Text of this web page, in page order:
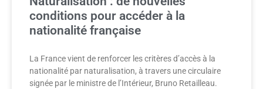
conditions pour accéder à la
nationalité française
La France vient de renforcer les critères d’accès à la
nationalité par naturalisation, à travers une circulaire
signée par le ministre de l’Intérieur, Bruno Retailleau.